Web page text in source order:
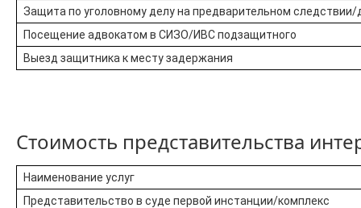
Защита по уголовному делу на предварительном следствии/
Посещение адвокатом в СИЗО/ИВС подзащитного
Выезд защитника к месту задержания
Стоимость представительства
Наименование услуг
Представительство в суде первой инстанции/комплекс